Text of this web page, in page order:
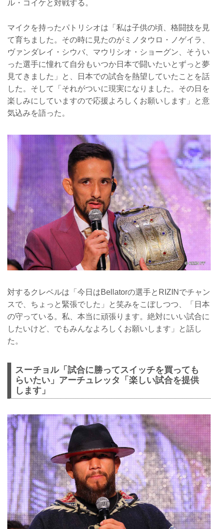
ル・コイケと対戦する。
マイクを持ったパトリシオは「私は子供の頃、格闘技を見
て育ちました。その時に見たのがミノタウロ・ノゲイラ、
ヴァンダレイ・シウバ、マウリシオ・ショーグン、そうい
った選手に憧れて自分もいつか日本で闘いたいとずっと夢
見てきました」と、日本での試合を熱望していたことを話
した。そして「それがついに現実になりました。その日を
楽しみにしていますので応援よろしくお願いします」と意
気込みを語った。
対するクレベルは「今日はBellatorの選手とRIZINでチャン
スで、ちょっと緊張でした」と笑みをこぼしつつ、「日本
の守っている。私、本当に頑張ります。絶対にいい試合に
したいけど、でもみんなよろしくお願いします」と話し
た。
スーチョル「試合に勝ってスイッチを買っても
らいたい」アーチュレッタ「楽しい試合を提供
します」